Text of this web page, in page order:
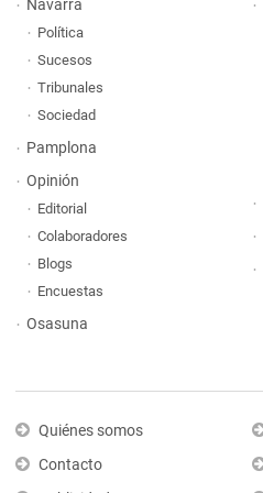
Navarra
Política
Sucesos
Tribunales
Sociedad
Pamplona
Opinión
Editorial
Colaboradores
Blogs
Encuestas
Osasuna
Quiénes somos
Contacto